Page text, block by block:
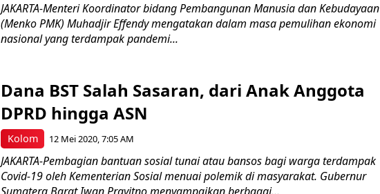
JAKARTA-Menteri Koordinator bidang Pembangunan Manusia dan Kebudayaan
(Menko PMK) Muhadjir Effendy mengatakan dalam masa pemulihan ekonomi
nasional yang terdampak pandemi...
Kolom
Dana BST Salah Sasaran, dari Anak Anggota
DPRD hingga ASN
12 Mei 2020, 7:05 AM
JAKARTA-Pembagian bantuan sosial tunai atau bansos bagi warga terdampak
Covid-19 oleh Kementerian Sosial menuai polemik di masyarakat. Gubernur